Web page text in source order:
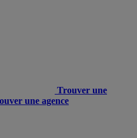
Trouver une
une agence